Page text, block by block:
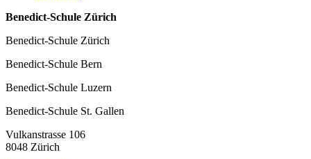
Benedict-Schule Zürich
Benedict-Schule Zürich
Benedict-Schule Bern
Benedict-Schule Luzern
Benedict-Schule St. Gallen
Vulkanstrasse 106
8048 Zürich